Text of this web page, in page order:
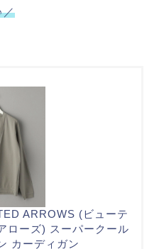
／
ARROWS (ビューテ
ローズ) スーパークール
カーディガン